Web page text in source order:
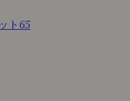
ト 65